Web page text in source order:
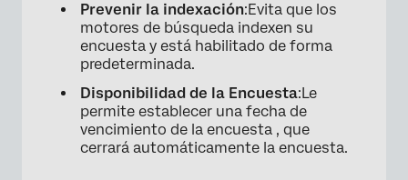
Prevenir la indexación:Evita que los
motores de búsqueda indexen su
encuesta y está habilitado de forma
predeterminada.
Disponibilidad de la Encuesta:Le
permite establecer una fecha de
vencimiento de la encuesta , que
cerrará automáticamente la encuesta.